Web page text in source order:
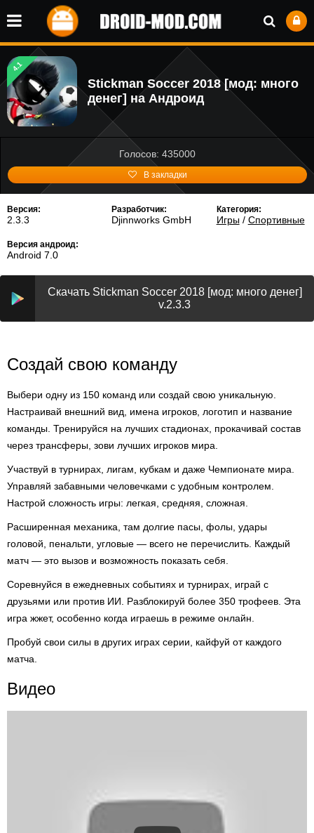
4.1
Stickman Soccer 2018 [мод: много
денег] на Андроид
Голосов: 435000
В закладки
Версия:
2.3.3
Разработчик:
Djinnworks GmbH
Категория:
Игры/ Спортивные
Версия андроид:
Android 7.0
Скачать Stickman Soccer 2018 [мод: много денег]
v.2.3.3
Создай свою команду
Выбери одну из 150 команд или создай свою уникальную.
Настраивай внешний вид, имена игроков, логотип и название
команды. Тренируйся на лучших стадионах, прокачивай состав
через трансферы, зови лучших игроков мира.
Участвуй в турнирах, лигам, кубкам и даже Чемпионате мира.
Управляй забавными человечками с удобным контролем.
Настрой сложность игры: легкая, средняя, сложная.
Расширенная механика, там долгие пасы, фолы, удары
головой, пенальти, угловые — всего не перечислить. Каждый
матч — это вызов и возможность показать себя.
Соревнуйся в ежедневных событиях и турнирах, играй с
друзьями или против ИИ. Разблокируй более 350 трофеев. Эта
игра жжет, особенно когда играешь в режиме онлайн.
Пробуй свои силы в других играх серии, кайфуй от каждого
матча.
Видео